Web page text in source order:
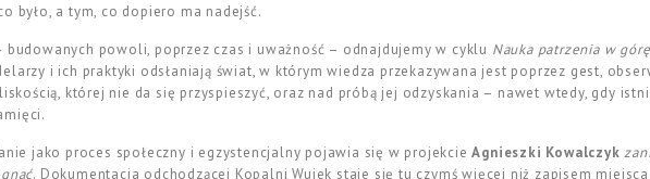
było, a tym, co dopiero ma nadejść.
budowanych powoli, poprzez czas i uważność – odnajdujemy w cyklu Nauka patrzenia w górę
i ich praktyki odsłaniają świat, w którym wiedza przekazywana jest poprzez gest,
której nie da się przyspieszyć, oraz nad próbą jej odzyskania – nawet wtedy, gdy
jako proces społeczny i egzystencjalny pojawia się w projekcieAgnieszki Kowalczyk
. Dokumentacja odchodzącej Kopalni Wujek staje się tu czymś więcej niż zapisem